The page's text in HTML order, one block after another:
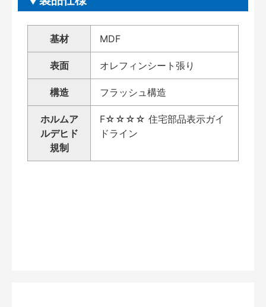
基材 MDF
表面 オレフィンシート張り
構造 フラッシュ構造
ホルムア
ルデヒド
規制
F☆☆☆☆ 住宅部品表示ガイ
ドライン